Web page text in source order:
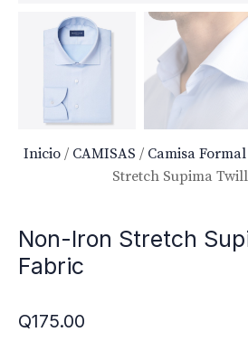
Inicio / CAMISAS / Camisa Formal
Stretch Supima
Non-Iron Stretch
Fabric
Q175.00